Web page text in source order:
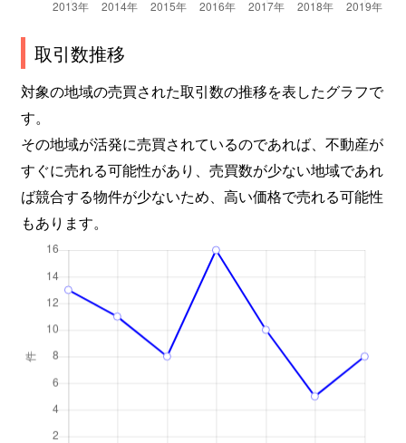
取引数推移
対象の地域の売買された取引数の推移を表したグラフで
す。
その地域が活発に売買されているのであれば、不動産が
すぐに売れる可能性があり、売買数が少ない地域であれ
ば競合する物件が少ないため、高い価格で売れる可能性
もあります。